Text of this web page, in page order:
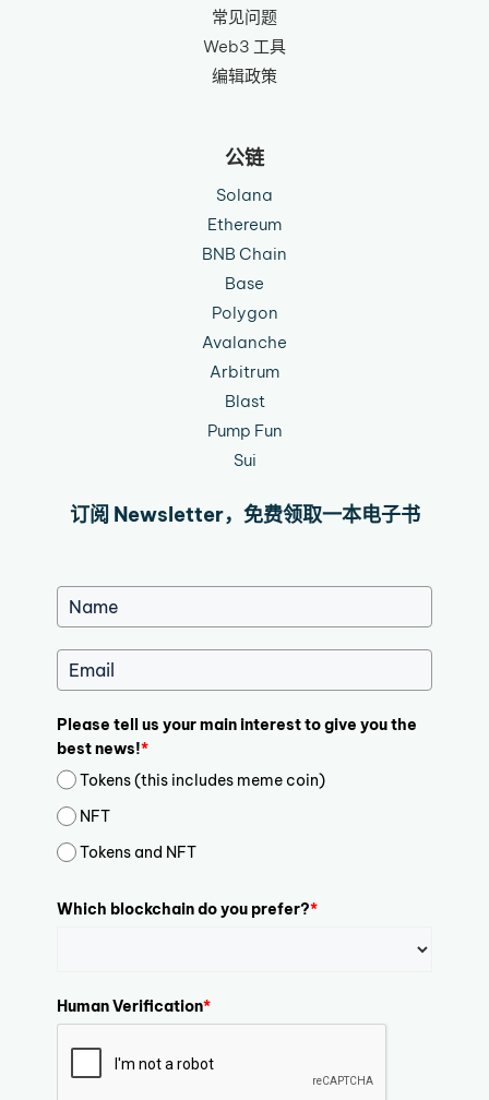
常见问题
Web3 工具
编辑政策
公链
Solana
Ethereum
BNB Chain
Base
Polygon
Avalanche
Arbitrum
Blast
Pump Fun
Sui
订阅 Newsletter，免费领取一本电子书
Please tell us your main interest to give you the
best news!*
Tokens (this includes meme coin)
NFT
Tokens and NFT
Which blockchain do you prefer?*
Human Verification*